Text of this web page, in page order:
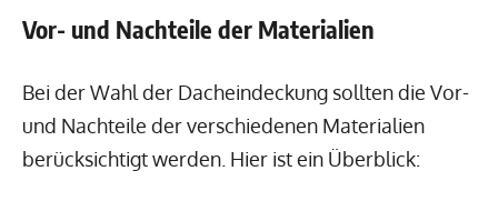
Vor- und Nachteile der Materialien
Bei der Wahl der Dacheindeckung sollten die Vor-
und Nachteile der verschiedenen Materialien
berücksichtigt werden. Hier ist ein Überblick: